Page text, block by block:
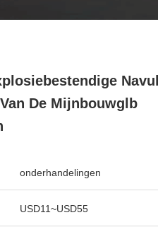
De Mijnbouwglb
onderhandelingen
USD11~USD55